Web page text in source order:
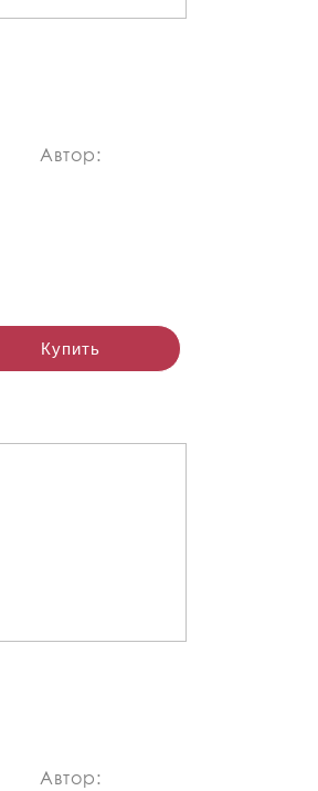
Автор:
Купить
Автор: